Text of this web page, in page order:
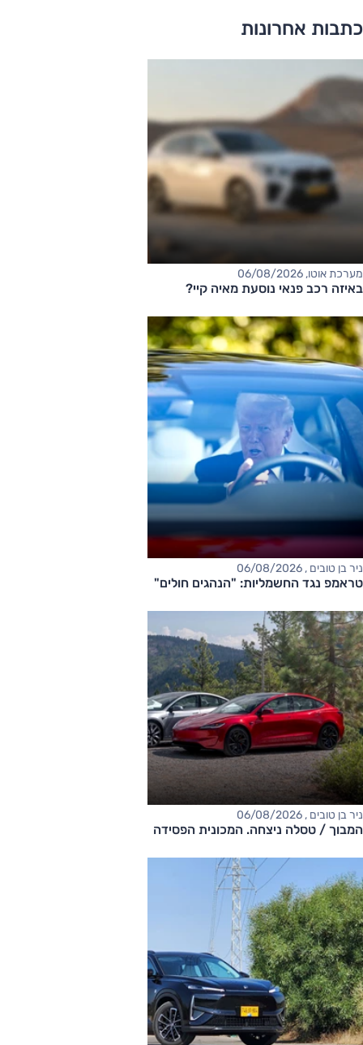
כתבות אחרונות
מערכת אוטו, 06/08/2026
באיזה רכב פנאי נוסעת מאיה קיי?
ניר בן טובים , 06/08/2026
טראמפ נגד החשמליות: "הנהגים חולים"
ניר בן טובים , 06/08/2026
המבוך / טסלה ניצחה. המכונית הפסידה